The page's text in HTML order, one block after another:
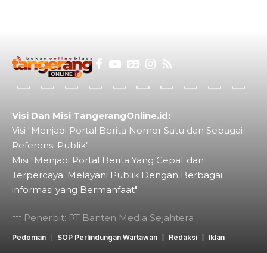
Visi Dan Misi TangerangOnline.id:
Visi "Menjadi Portal Berita Nomor Satu dan Sebagai
Referensi Publik"
Misi "Menjadi Portal Berita Yang Cepat dan
Terpercaya. Melayani Publik Dengan Berbagai
informasi yang Bermanfaat"
Penerbit: PT Banten Media Sejahtera
Pedoman SOP Perlindungan Wartawan Redaksi Iklan